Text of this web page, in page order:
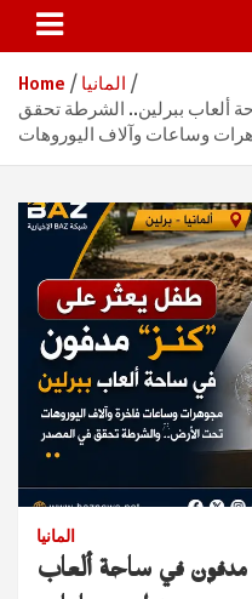
Home
المانيا
ألعاب ببرلين.. الشرطة تحقق
وساعات وآلاف اليوروهات
المانيا
مدفون في ساحة ألعاب